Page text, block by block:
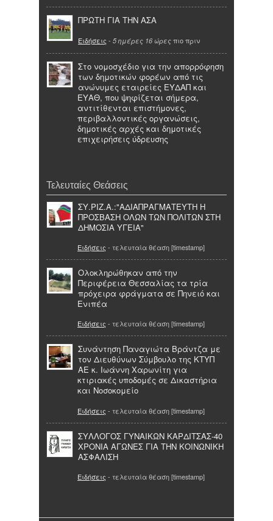
ΠΡΩΤΗ ΓΙΑ ΤΗΝ ΑΣΑ
Ειδήσεις - 5 ημέρες 16 ώρες πιο πριν
Στο νομοσχέδιο για την απορρόφηση
των δημοτικών φορέων από τις
ανώνυμες εταιρείες ΕΥΔΑΠ και
ΕΥΑΘ, που ψηφίζεται σήμερα,
αντιτίθενται επιστήμονες,
περιβαλλοντικές οργανώσεις,
δημοτικές αρχές και δημοτικές
επιχειρήσεις ύδρευσης
Τελευταίες Θεάσεις
ΣΥ.ΡΙΖ.Α.:"ΑΔΙΑΠΡΑΓΜΑΤΕΥΤΗ Η
ΠΡΟΣΒΑΣΗ ΟΛΩΝ ΤΩΝ ΠΟΛΙΤΩΝ ΣΤΗ
ΔΗΜΟΣΙΑ ΥΓΕΙΑ"
Ειδήσεις - τελευταία θέαση [timestamp]
Ολοκληρώθηκαν από την
Περιφέρεια Θεσσαλίας τα τρία
πρόχειρα φράγματα σε Πηνειό και
Ενιπέα
Ειδήσεις - τελευταία θέαση [timestamp]
Συνάντηση Παναγιώτα Βράντζα με
τον Διευθύνων Σύμβουλο της ΚΤΥΠ
ΑΕ κ. Ιωάννη Χαρωνίτη για
κτιριακές υποδομές σε Δικαστήρια
και Νοσοκομείο
Ειδήσεις - τελευταία θέαση [timestamp]
ΣΥΛΛΟΓΟΣ ΓΥΝΑΙΚΩΝ ΚΑΡΔΙΤΣΑΣ-40
ΧΡΟΝΙΑ ΑΓΩΝΕΣ ΓΙΑ ΤΗΝ ΚΟΙΝΩΝΙΚΗ
ΑΣΦΑΛΙΣΗ
Ειδήσεις - τελευταία θέαση [timestamp]